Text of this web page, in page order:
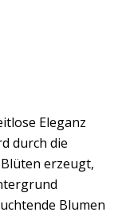
Eleganz
durch die
erzeugt,
Blumen